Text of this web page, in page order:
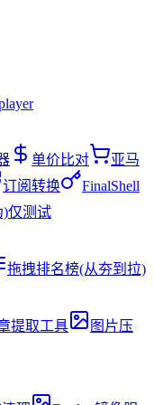
单价比对
亚马
订阅转换
FinalShell
)仅测试
拖拽排名榜(从夯到拉)
提取工具
图片压